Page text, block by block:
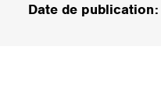
Date de publication: